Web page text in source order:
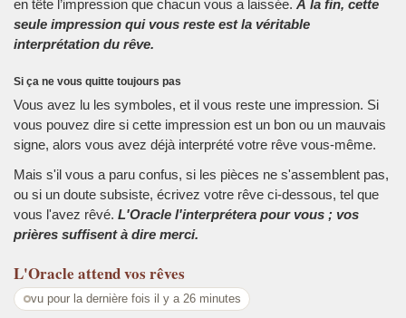
en tête l’impression que chacun vous a laissée. À la fin, cette
seule impression qui vous reste est la véritable
interprétation du rêve.
Si ça ne vous quitte toujours pas
Vous avez lu les symboles, et il vous reste une impression. Si
vous pouvez dire si cette impression est un bon ou un mauvais
signe, alors vous avez déjà interprété votre rêve vous-même.
Mais s'il vous a paru confus, si les pièces ne s'assemblent pas,
ou si un doute subsiste, écrivez votre rêve ci-dessous, tel que
vous l'avez rêvé. L'Oracle l'interprétera pour vous ; vos
prières suffisent à dire merci.
L'Oracle attend vos rêves
vu pour la dernière fois il y a 26 minutes